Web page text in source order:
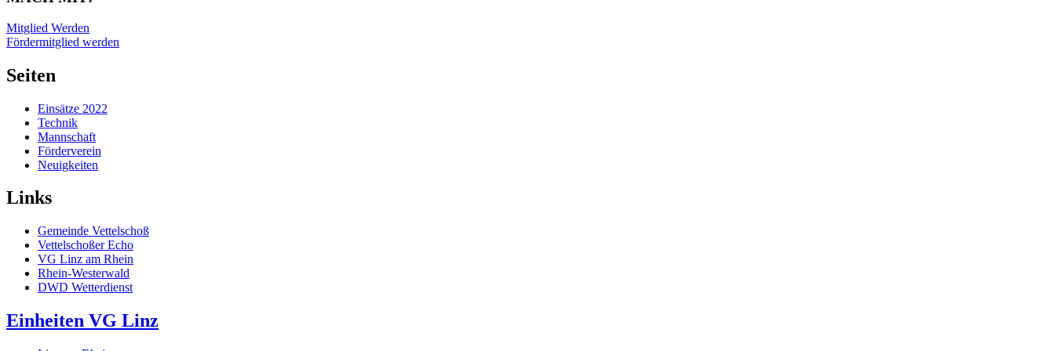
Mitglied Werden
Fördermitglied werden
Seiten
Einsätze 2022
Technik
Mannschaft
Förderverein
Neuigkeiten
Links
Gemeinde Vettelschoß
Vettelschoßer Echo
VG Linz am Rhein
Rhein-Westerwald
DWD Wetterdienst
Einheiten VG Linz